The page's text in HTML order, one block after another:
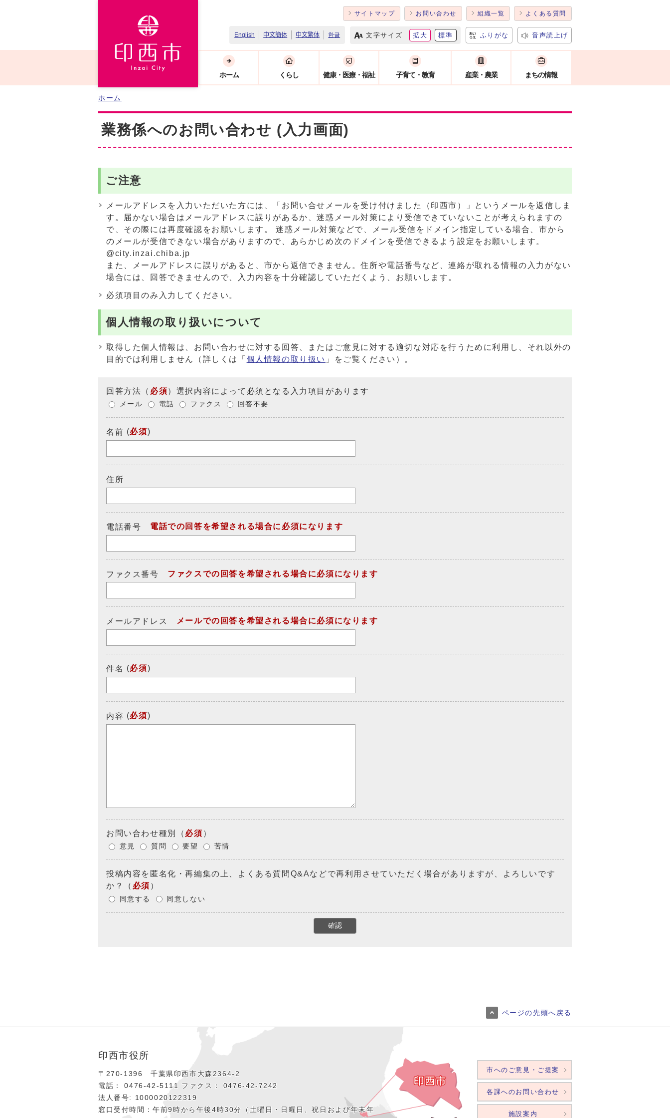
サイトマップ お問い合わせ 組織一覧 よくある質問
English 中文簡体 中文繁体 한글 文字サイズ 拡大 標準 ふりがな 音声読上げ
ホーム くらし 健康・医療・福祉 子育て・教育 産業・農業 まちの情報
ホーム
業務係へのお問い合わせ (入力画面)
ご注意
メールアドレスを入力いただいた方には、「お問い合せメールを受け付けました（印西市）」というメールを返信しま
す。届かない場合はメールアドレスに誤りがあるか、迷惑メール対策により受信できていないことが考えられますの
で、その際には再度確認をお願いします。 迷惑メール対策などで、メール受信をドメイン指定している場合、市から
のメールが受信できない場合がありますので、あらかじめ次のドメインを受信できるよう設定をお願いします。
@city.inzai.chiba.jp
また、メールアドレスに誤りがあると、市から返信できません。住所や電話番号など、連絡が取れる情報の入力がない
場合には、回答できませんので、入力内容を十分確認していただくよう、お願いします。
必須項目のみ入力してください。
個人情報の取り扱いについて
取得した個人情報は、お問い合わせに対する回答、またはご意見に対する適切な対応を行うために利用し、それ以外の
目的では利用しません（詳しくは「 個人情報の取り扱い 」をご覧ください）。
回答方法 （ 必須）選択内容によって必須となる入力項目があります
メール 電話 ファクス 回答不要
名前 (必須)
住所
電話番号 電話での回答を希望される場合に必須になります
ファクス番号 ファクスでの回答を希望される場合に必須になります
メールアドレス メールでの回答を希望される場合に必須になります
件名 (必須)
内容 (必須)
お問い合わせ種別 （ 必須 ）
意見 質問 要望 苦情
投稿内容を匿名化・再編集の上、よくある質問Q&Aなどで再利用させていただく場合がありますが、よろしいです
か？
（ 必須 ）
同意する 同意しない
ページの先頭へ戻る
印西市役所
〒270-1396 千葉県印西市大森2364‐2
電話： 0476‐42‐5111 ファクス： 0476‐42‐7242
法人番号: 1000020122319
窓口受付時間：午前9時から午後4時30分（土曜日・日曜日、祝日および年末年
市へのご意見・ご提案
各課へのお問い合わせ
施設案内